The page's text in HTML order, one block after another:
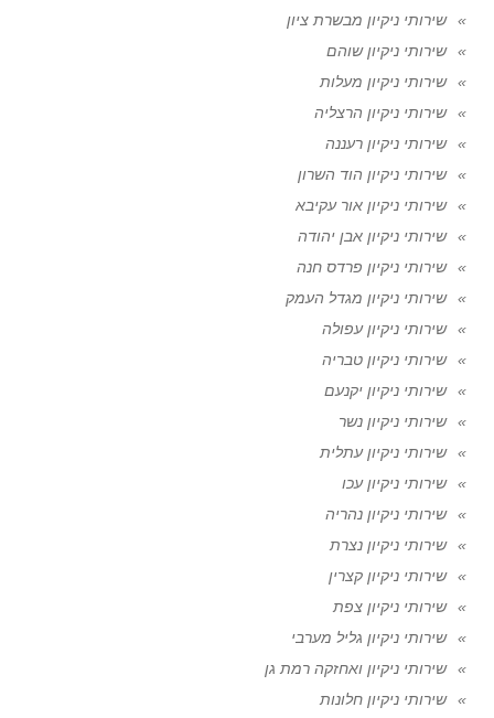
שירותי ניקיון מבשרת ציון
שירותי ניקיון שוהם
שירותי ניקיון מעלות
שירותי ניקיון הרצליה
שירותי ניקיון רעננה
שירותי ניקיון הוד השרון
שירותי ניקיון אור עקיבא
שירותי ניקיון אבן יהודה
שירותי ניקיון פרדס חנה
שירותי ניקיון מגדל העמק
שירותי ניקיון עפולה
שירותי ניקיון טבריה
שירותי ניקיון יקנעם
שירותי ניקיון נשר
שירותי ניקיון עתלית
שירותי ניקיון עכו
שירותי ניקיון נהריה
שירותי ניקיון נצרת
שירותי ניקיון קצרין
שירותי ניקיון צפת
שירותי ניקיון גליל מערבי
שירותי ניקיון ואחזקה רמת גן
שירותי ניקיון חלונות